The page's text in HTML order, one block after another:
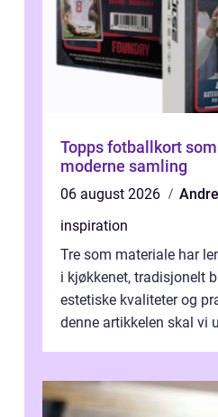
Topps fotballkort
moderne samling
06 august 2026
inspiration
Tre som materiale har
i kjøkkenet, tradisjonelt
estetiske kvaliteter og
denne artikkelen skal vi